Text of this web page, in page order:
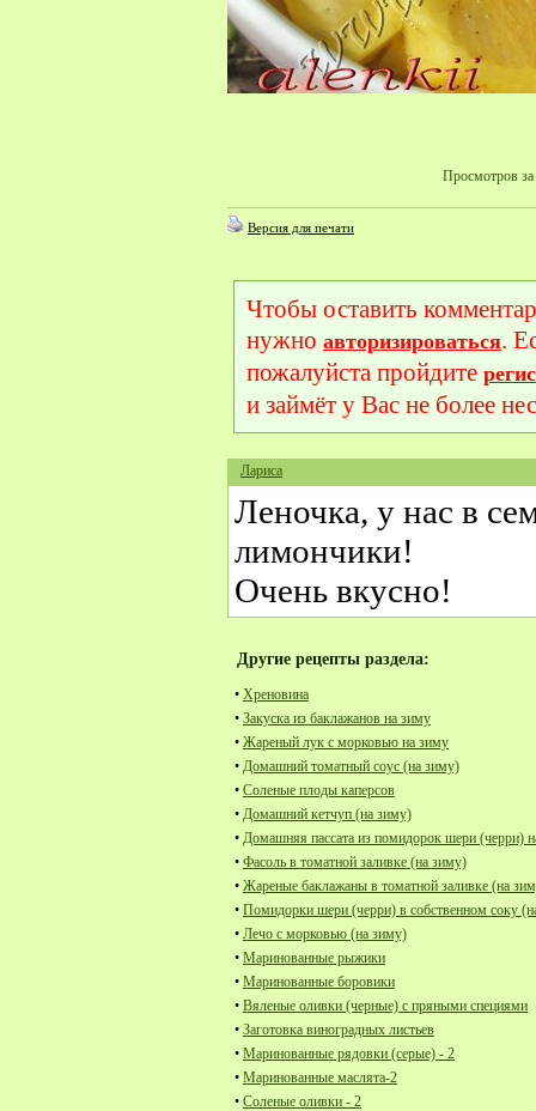
Просмотров за
Версия для печати
Чтобы оставить
нужно авторизироваться.
пожалуйста пройдите
и займёт у Вас не более
Лариса
Леночка, у нас в
лимончики!
Очень вкусно!
Другие рецепты раздела:
• Хреновина
• Закуска из баклажанов на зиму
• Жареный лук с морковью на зиму
• Домашний томатный соус (на зиму)
• Соленые плоды каперсов
• Домашний кетчуп (на зиму)
• Домашняя пассата из помидорок шери (черри)
• Фасоль в томатной заливке (на зиму)
• Жареные баклажаны в томатной заливке (на
• Помидорки шери (черри) в собственном соку
• Лечо с морковью (на зиму)
• Маринованные рыжики
• Маринованные боровики
• Вяленые оливки (черные) с пряными специями
• Заготовка виноградных листьев
• Маринованные рядовки (серые) - 2
• Маринованные маслята-2
• Соленые оливки - 2